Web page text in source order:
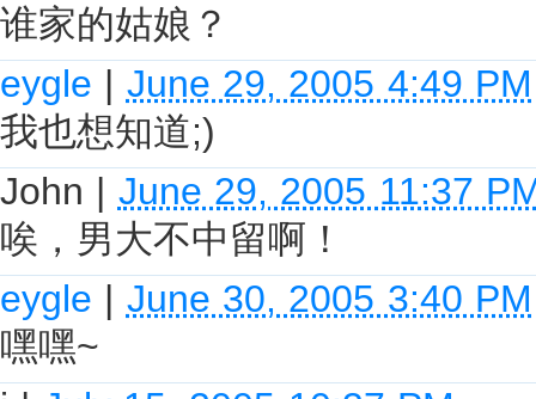
谁家的姑娘？
eygle | June 29, 2005 4:49 PM
我也想知道;)
John | June 29, 2005 11:37
唉，男大不中留啊！
eygle | June 30, 2005 3:40 PM
嘿嘿~